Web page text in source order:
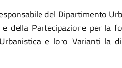
del Dipartimento
della Partecipazione per la
e loro Varianti la